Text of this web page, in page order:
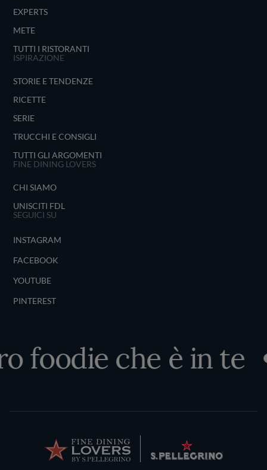
EXPERTS
METE
TUTTI I RISTORANTI
ISPIRAZIONE
STORIE E TENDENZE
RICETTE
SERIE
TRUCCHI E CONSIGLI
TUTTI GLI ARGOMENTI
FINE DINING LOVERS
CHI SIAMO
UNISCITI FDL
SEGUICI SU
INSTAGRAM
FACEBOOK
YOUTUBE
PINTEREST
foodie che è in te